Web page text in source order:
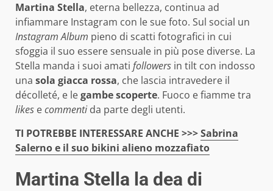
Martina Stella, eterna bellezza, continua ad
infiammare Instagram con le sue foto. Sul social un
Instagram Album pieno di scatti fotografici in cui
sfoggia il suo essere sensuale in più pose diverse. La
Stella manda i suoi amati followers in tilt con indosso
una sola giacca rossa, che lascia intravedere il
décolleté, e legambe scoperte. Fuoco e fiamme tra
likes ecommenti da parte degli utenti.
TI POTREBBE INTERESSARE ANCHE >>>Sabrina
Salerno e il suo bikini alieno mozzafiato
Martina Stella la dea di